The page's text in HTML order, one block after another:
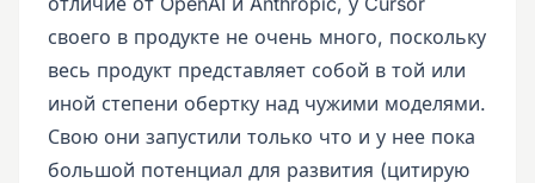
своего в продукте не очень много, поскольку
весь продукт представляет собой в той или
иной степени обертку над чужими моделями.
Свою они запустили только что и у нее пока
большой потенциал для развития (цитирую